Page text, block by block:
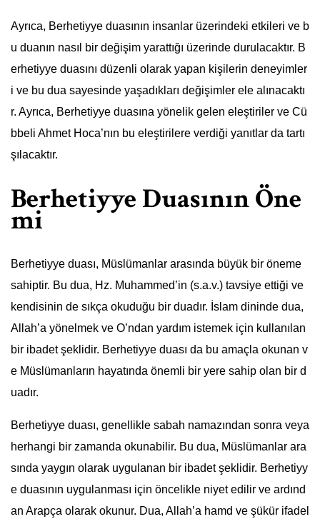
Ayrıca, Berhetiyye duasının insanlar üzerindeki etkileri ve b
u duanın nasıl bir değişim yarattığı üzerinde durulacaktır. B
erhetiyye duasını düzenli olarak yapan kişilerin deneyimler
i ve bu dua sayesinde yaşadıkları değişimler ele alınacaktı
r. Ayrıca, Berhetiyye duasına yönelik gelen eleştiriler ve Cü
bbeli Ahmet Hoca’nın bu eleştirilere verdiği yanıtlar da tartı
şılacaktır.
Berhetiyye Duasının Öne
mi
Berhetiyye duası, Müslümanlar arasında büyük bir öneme
sahiptir. Bu dua, Hz. Muhammed’in (s.a.v.) tavsiye ettiği ve
kendisinin de sıkça okuduğu bir duadır. İslam dininde dua,
Allah’a yönelmek ve O’ndan yardım istemek için kullanılan
bir ibadet şeklidir. Berhetiyye duası da bu amaçla okunan v
e Müslümanların hayatında önemli bir yere sahip olan bir d
uadır.
Berhetiyye duası, genellikle sabah namazından sonra veya
herhangi bir zamanda okunabilir. Bu dua, Müslümanlar ara
sında yaygın olarak uygulanan bir ibadet şeklidir. Berhetiyy
e duasının uygulanması için öncelikle niyet edilir ve ardınd
an Arapça olarak okunur. Dua, Allah’a hamd ve şükür ifadel